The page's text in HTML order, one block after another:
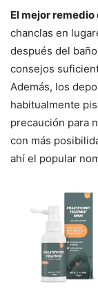
El mejor
chanclas en
después del
consejos
Además, los
habitualmente
precaución para
con más
ahí el popular